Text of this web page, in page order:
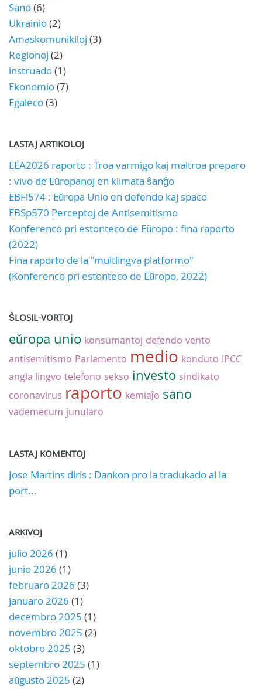
Sano(6)
Ukrainio(2)
Amaskomunikiloj (3)
Regionoj (2)
instruado(1)
Ekonomio(7)
Egaleco(3)
LASTAJ ARTIKOLOJ
EEA2026 raporto : Troa varmigo kaj maltroa preparo
: vivo de Eŭropanoj en klimata ŝanĝo
EBFl574 : Eŭropa Unio en defendo kaj spaco
EBSp570 Perceptoj de Antisemitismo
Konferenco pri estonteco de Eŭropo : fina raporto
(2022)
Fina raporto de la "multlingva platformo"
(Konferenco pri estonteco de Eŭropo, 2022)
ŜLOSIL-VORTOJ
eŭropa unio konsumantoj defendo vento
antisemitismo Parlamento medio konduto IPCC
angla lingvo telefono sekso investo sindikato
coronavirus raporto kemiaĵo sano
vademecum junularo
LASTAJ KOMENTOJ
Jose Martins diris : Dankon pro la tradukado al la
port...
ARKIVOJ
julio 2026 (1)
junio 2026 (1)
februaro 2026 (3)
januaro 2026 (1)
decembro 2025 (1)
novembro 2025 (2)
oktobro 2025 (3)
septembro 2025 (1)
aŭgusto 2025 (2)